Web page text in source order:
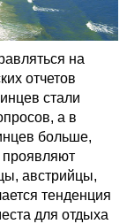
на
отчетов
стали
а в
больше,
проявляют
австрийцы,
тенденция
для отдыха